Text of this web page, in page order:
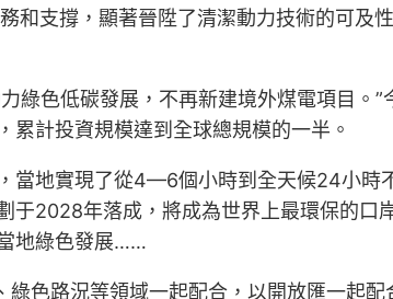
支撐，顯著晉陞了清潔動力技術的可及
色低碳發展，不再新建境外煤電項目。
計投資規模達到全球總規模的一半。
當地實現了從4—6個小時到全天候24小時
2028年落成，將成為世界上最環保的口
地綠色發展……
色路況等領域一起配合，以開放匯一起